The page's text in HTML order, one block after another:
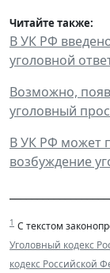
Читайте также:
В УК РФ
уголовной
Возможно,
уголовный
В УК РФ может
возбуждение
1 С текстом
Уголовный кодекс
кодекс Российской